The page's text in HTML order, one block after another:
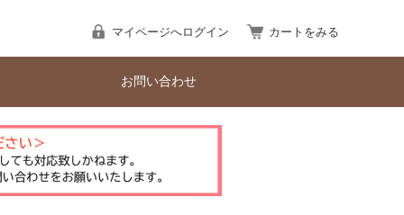
マイページへログイン カートをみる
お問い合わせ